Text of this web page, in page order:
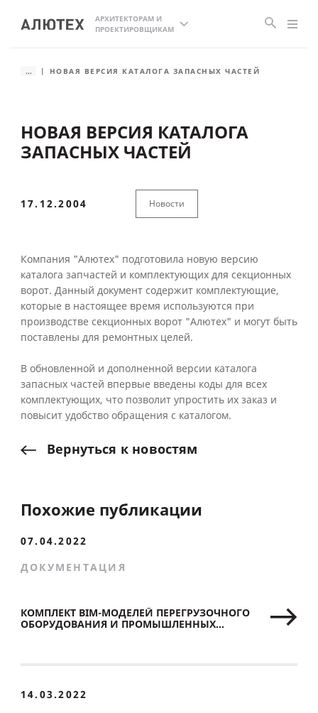
АРХИТЕКТОРАМ И
ПРОЕКТИРОВЩИКАМ
... НОВАЯ ВЕРСИЯ КАТАЛОГА ЗАПАСНЫХ ЧАСТЕЙ
НОВАЯ ВЕРСИЯ КАТАЛОГА
ЗАПАСНЫХ ЧАСТЕЙ
17.12.2004 Новости
Компания "Алютех" подготовила новую версию
каталога запчастей и комплектующих для секционных
ворот. Данный документ содержит комплектующие,
которые в настоящее время используются при
производстве секционных ворот "Алютех" и могут быть
поставлены для ремонтных целей.
В обновленной и дополненной версии каталога
запасных частей впервые введены коды для всех
комплектующих, что позволит упростить их заказ и
повысит удобство обращения с каталогом.
Вернуться к новостям
Похожие публикации
07.04.2022
ДОКУМЕНТАЦИЯ
КОМПЛЕКТ BIM-МОДЕЛЕЙ ПЕРЕГРУЗОЧНОГО
ОБОРУДОВАНИЯ И ПРОМЫШЛЕННЫХ
14.03.2022